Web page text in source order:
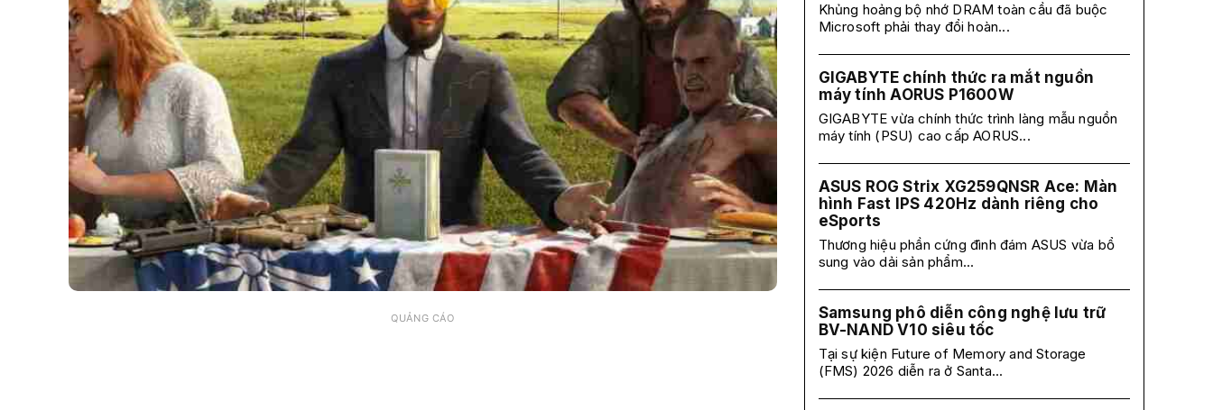
QUẢNG CÁO
Khủng hoảng bộ nhớ DRAM toàn cầu đã buộc
Microsoft phải thay đổi hoàn...
GIGABYTE chính thức ra mắt nguồn
máy tính AORUS P1600W
GIGABYTE vừa chính thức trình làng mẫu nguồn
máy tính (PSU) cao cấp AORUS...
ASUS ROG Strix XG259QNSR Ace: Màn
hình Fast IPS 420Hz dành riêng cho
eSports
Thương hiệu phần cứng đình đám ASUS vừa bổ
sung vào dải sản phẩm...
Samsung phô diễn công nghệ lưu trữ
BV-NAND V10 siêu tốc
Tại sự kiện Future of Memory and Storage
(FMS) 2026 diễn ra ở Santa...